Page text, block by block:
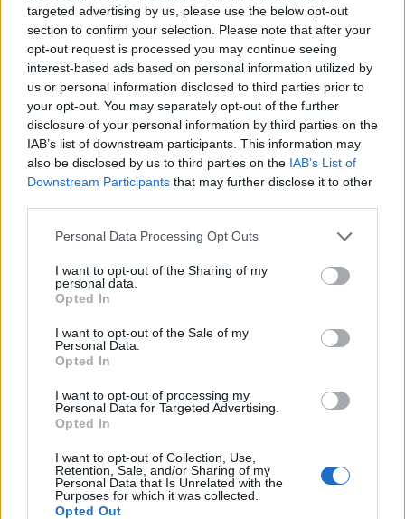
targeted advertising by us, please use the below opt-out
section to confirm your selection. Please note that after your
opt-out request is processed you may continue seeing
interest-based ads based on personal information utilized by
us or personal information disclosed to third parties prior to
your opt-out. You may separately opt-out of the further
disclosure of your personal information by third parties on the
IAB’s list of downstream participants. This information may
also be disclosed by us to third parties on the IAB’s List of
Downstream Participants that may further disclose it to other
Personal Data Processing Opt Outs
I want to opt-out of the Sharing of my
personal data.
Opted In
I want to opt-out of the Sale of my
Personal Data.
Opted In
I want to opt-out of processing my
Personal Data for Targeted Advertising.
Opted In
I want to opt-out of Collection, Use,
Retention, Sale, and/or Sharing of my
Personal Data that Is Unrelated with the
Purposes for which it was collected.
Opted Out
Folytatódik az olaj árfolyamának mélyrepülése
ma. Jelenleg 4%-os csökkenésnél tart a WTI, a
februári határidős árfolyam 47 dollár alá esett. Az
olajár esése kapcsán legutóbb megszólalt a
szaúdi herceg is, aki elmondta, hogy szerinte soha
nem lesz már 100 dollár az olaj árfolyama.
Energy Investment Forum 2026Az energiaszektor
csúcsvezetői egy helyen: stratégiai válaszok
versenyképességről, beruházásokról, szabályozásról és az
folytatja a mélyrepülést az olaj árfolyama ma, a februári
határidős WTI több mint 4%-os esésnél jár jelenleg, már
A keresett cikk a portfolio.hu hírarchívumához
tartozik, melynek olvasása előfizetéses
regisztrációhoz kötött.
Az előfizetés a következőket tartalmazza:
Portfolio.hu teljes cikkarchívum